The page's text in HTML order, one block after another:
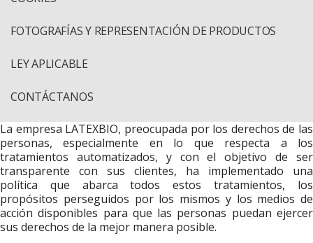
FOTOGRAFÍAS Y REPRESENTACIÓN DE PRODUCTOS
LEY APLICABLE
CONTÁCTANOS
La empresa LATEXBIO, preocupada por los derechos de las
personas, especialmente en lo que respecta a los
tratamientos automatizados, y con el objetivo de ser
transparente con sus clientes, ha implementado una
política que abarca todos estos tratamientos, los
propósitos perseguidos por los mismos y los medios de
acción disponibles para que las personas puedan ejercer
sus derechos de la mejor manera posible.